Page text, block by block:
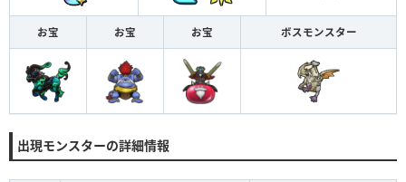
お宝 お宝 お宝 ボスモンスター
出現モンスターの詳細情報